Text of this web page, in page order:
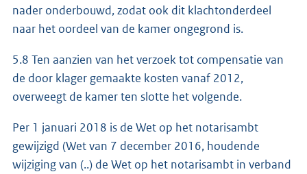
nader onderbouwd, zodat ook dit klachtonderdeel
naar het oordeel van de kamer ongegrond is.
5.8 Ten aanzien van het verzoek tot compensatie van
de door klager gemaakte kosten vanaf 2012,
overweegt de kamer ten slotte het volgende.
Per 1 januari 2018 is de Wet op het notarisambt
gewijzigd (Wet van 7 december 2016, houdende
wijziging van (..) de Wet op het notarisambt in verband